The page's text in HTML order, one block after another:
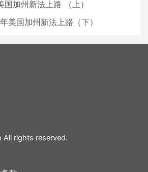
加州新法上路 （上）
美国加州新法上路（下）
rights reserved.